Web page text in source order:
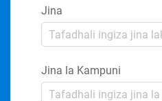
Jina
Jina la Kampuni